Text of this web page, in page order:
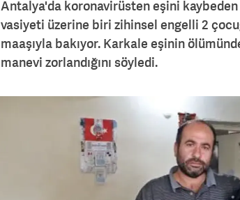
Antalya'da koronavirüsten eşini
vasiyeti üzerine biri zihinsel engelli 2
maaşıyla bakıyor. Karkale eşinin
manevi zorlandığını söyledi.